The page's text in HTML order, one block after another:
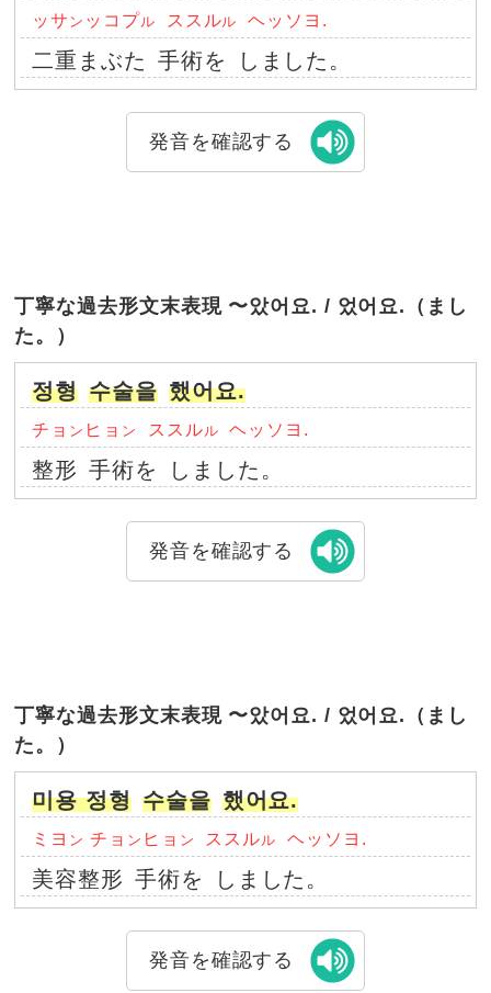
ッサ ン ッコプル ススルル ヘッソヨ.
二重まぶた 手術を しました。
発音を確認する
丁寧な過去形文末表現 〜았어요. / 었어요.（まし
た。）
정형 수술을 했어요.
チョ ン ヒョ ン ススルル ヘッソヨ.
整形 手術を しました。
発音を確認する
丁寧な過去形文末表現 〜았어요. / 었어요.（まし
た。）
미용 정형 수술을 했어요.
ミヨ ン チョ ン ヒョ ン ススルル ヘッソヨ.
美容整形 手術を しました。
発音を確認する